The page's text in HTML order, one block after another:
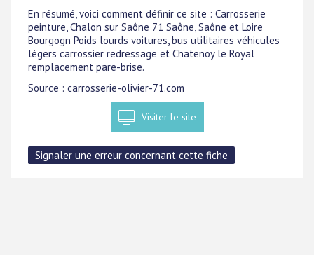
En résumé, voici comment définir ce site : Carrosserie
peinture, Chalon sur Saône 71 Saône, Saône et Loire
Bourgogn Poids lourds voitures, bus utilitaires véhicules
légers carrossier redressage et Chatenoy le Royal
remplacement pare-brise.
Source : carrosserie-olivier-71.com
Visiter le site